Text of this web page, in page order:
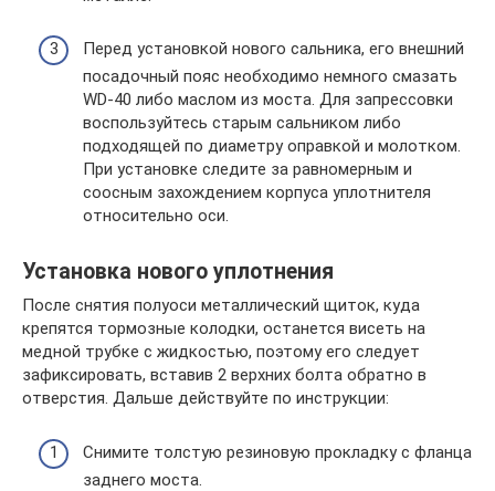
Перед установкой нового сальника, его внешний
посадочный пояс необходимо немного смазать
WD-40 либо маслом из моста. Для запрессовки
воспользуйтесь старым сальником либо
подходящей по диаметру оправкой и молотком.
При установке следите за равномерным и
соосным захождением корпуса уплотнителя
относительно оси.
Установка нового уплотнения
После снятия полуоси металлический щиток, куда
крепятся тормозные колодки, останется висеть на
медной трубке с жидкостью, поэтому его следует
зафиксировать, вставив 2 верхних болта обратно в
отверстия. Дальше действуйте по инструкции:
Снимите толстую резиновую прокладку с фланца
заднего моста.